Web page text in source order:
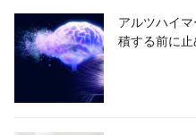
アルツハイ
積する前に